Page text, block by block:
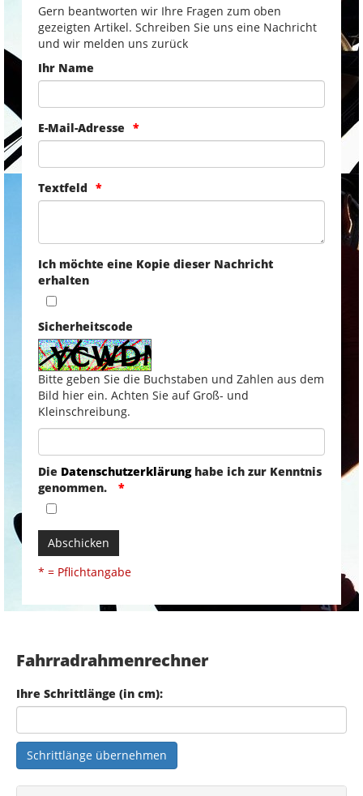
Gern beantworten wir Ihre Fragen zum oben
gezeigten Artikel. Schreiben Sie uns eine Nachricht
und wir melden uns zurück
Ihr Name
E-Mail-Adresse
Textfeld
Ich möchte eine Kopie dieser Nachricht
erhalten
Sicherheitscode
Bitte geben Sie die Buchstaben und Zahlen aus dem
Bild hier ein. Achten Sie auf Groß- und
Kleinschreibung.
Die Datenschutzerklärunghabe ich zur Kenntnis
genommen.
Abschicken
* = Pflichtangabe
Fahrradrahmenrechner
Ihre Schrittlänge (in cm):
Schrittlänge übernehmen